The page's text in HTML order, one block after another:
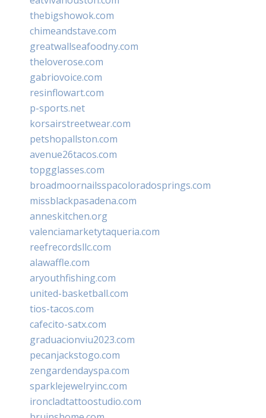
thebigshowok.com
chimeandstave.com
greatwallseafoodny.com
theloverose.com
gabriovoice.com
resinflowart.com
p-sports.net
korsairstreetwear.com
petshopallston.com
avenue26tacos.com
topgglasses.com
broadmoornailsspacoloradosprings.com
missblackpasadena.com
anneskitchen.org
valenciamarketytaqueria.com
reefrecordsllc.com
alawaffle.com
aryouthfishing.com
united-basketball.com
tios-tacos.com
cafecito-satx.com
graduacionviu2023.com
pecanjackstogo.com
zengardendayspa.com
sparklejewelryinc.com
ironcladtattoostudio.com